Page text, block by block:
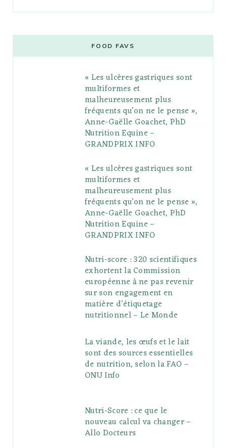
b
t
g
l
e
P
l
s
t
a
g
r
a
m
e
r
e
s
o
l
r
FOOD FAVS
« Les ulcères gastriques sont
multiformes et
malheureusement plus
fréquents qu’on ne le pense »,
Anne-Gaëlle Goachet, PhD
Nutrition Equine –
GRANDPRIX INFO
« Les ulcères gastriques sont
multiformes et
malheureusement plus
fréquents qu’on ne le pense »,
Anne-Gaëlle Goachet, PhD
Nutrition Equine –
GRANDPRIX INFO
Nutri-score : 320 scientifiques
exhortent la Commission
européenne à ne pas revenir
sur son engagement en
matière d’étiquetage
nutritionnel – Le Monde
La viande, les œufs et le lait
sont des sources essentielles
de nutrition, selon la FAO –
ONU Info
Nutri-Score : ce que le
nouveau calcul va changer –
Allo Docteurs